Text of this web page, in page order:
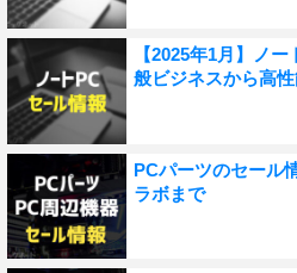
【2025年1月】ノ
般ビジネスから高
PCパーツのセール
ラボまで